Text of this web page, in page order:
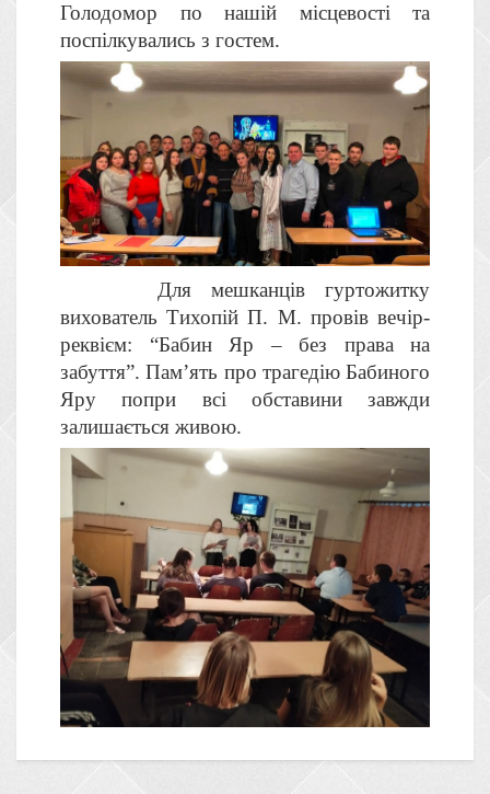
Голодомор по нашій місцевості та
поспілкувались з гостем.
Для мешканців гуртожитку
вихователь Тихопій П. М. провів вечір-
реквієм: “Бабин Яр – без права на
забуття”. Пам’ять про трагедію Бабиного
Яру попри всі обставини завжди
залишається живою.